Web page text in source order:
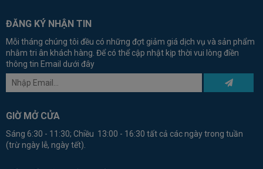
ĐĂNG KÝ NHẬN TIN
Mỗi tháng chúng tôi đều có những đợt giảm giá dịch vụ và sản phẩm
nhằm tri ân khách hàng. Để có thể cập nhật kịp thời vui lòng điền
thông tin Email dưới đây
GIỜ MỞ CỬA
Sáng 6:30 - 11:30; Chiều 13:00 - 16:30 tất cả các ngày trong tuần
(trừ ngày lễ, ngày tết).